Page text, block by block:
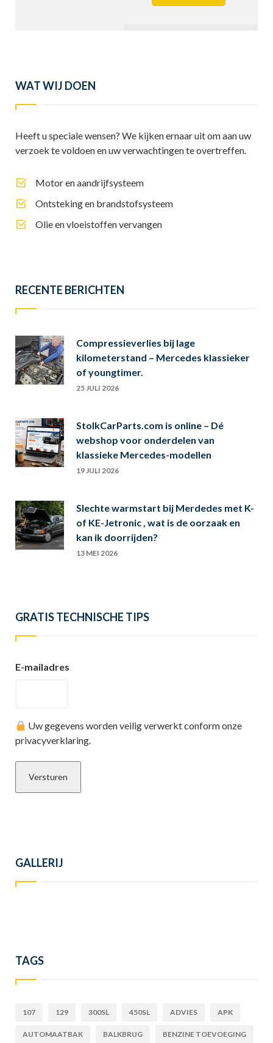
WAT WIJ DOEN
Heeft u speciale wensen? We kijken ernaar uit om aan uw
verzoek te voldoen en uw verwachtingen te overtreffen.
Motor en aandrijfsysteem
Ontsteking en brandstofsysteem
Olie en vloeistoffen vervangen
RECENTE BERICHTEN
Compressieverlies bij lage
kilometerstand – Mercedes klassieker
of youngtimer.
25 JULI 2026
StolkCarParts.com is online – Dé
webshop voor onderdelen van
klassieke Mercedes-modellen
19 JULI 2026
Slechte warmstart bij Merdedes met K-
of KE-Jetronic , wat is de oorzaak en
kan ik doorrijden?
13 MEI 2026
GRATIS TECHNISCHE TIPS
E-mailadres
Uw gegevens worden veilig verwerkt conform onze
privacyverklaring.
GALLERIJ
TAGS
107 129 300SL 450SL ADVIES APK
AUTOMAATBAK BALKBRUG BENZINE TOEVOEGING